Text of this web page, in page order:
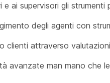
ai supervisori gli strumenti
degli agenti con
clienti attraverso
avanzate man mano che